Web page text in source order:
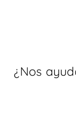
¿Nos